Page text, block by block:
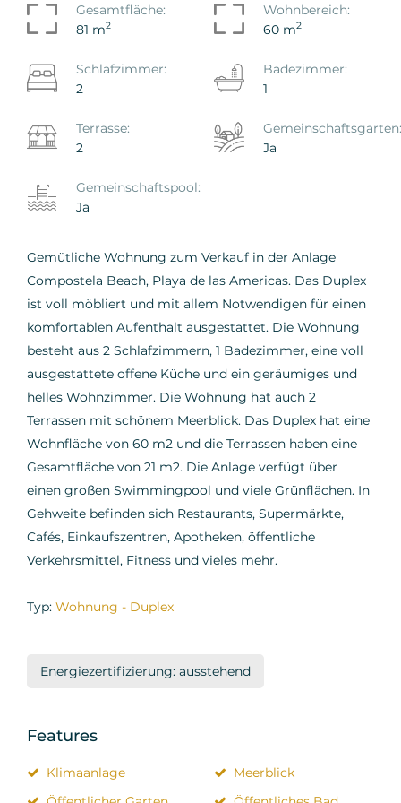
Gesamtfläche:
81 m2
Wohnbereich:
60 m2
Schlafzimmer:
2
Badezimmer:
1
Terrasse:
2
Gemeinschaftsgarten:
Ja
Gemeinschaftspool:
Ja
Gemütliche Wohnung zum Verkauf in der Anlage
Compostela Beach, Playa de las Americas. Das Duplex
ist voll möbliert und mit allem Notwendigen für einen
komfortablen Aufenthalt ausgestattet. Die Wohnung
besteht aus 2 Schlafzimmern, 1 Badezimmer, eine voll
ausgestattete offene Küche und ein geräumiges und
helles Wohnzimmer. Die Wohnung hat auch 2
Terrassen mit schönem Meerblick. Das Duplex hat eine
Wohnfläche von 60 m2 und die Terrassen haben eine
Gesamtfläche von 21 m2. Die Anlage verfügt über
einen großen Swimmingpool und viele Grünflächen. In
Gehweite befinden sich Restaurants, Supermärkte,
Cafés, Einkaufszentren, Apotheken, öffentliche
Verkehrsmittel, Fitness und vieles mehr.
Typ: Wohnung - Duplex
Energiezertifizierung: ausstehend
Features
Klimaanlage
Meerblick